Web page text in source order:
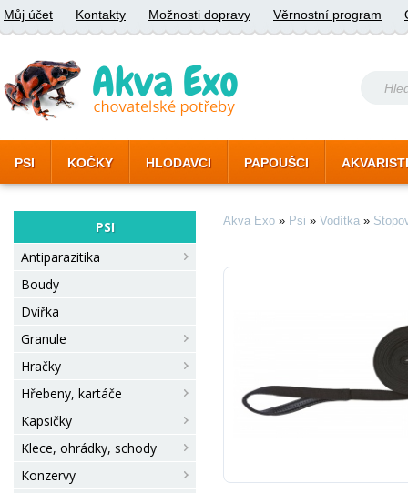
Můj účet Kontakty Možnosti dopravy Věrnostní program
PSI KOČKY HLODAVCI PAPOUŠCI
PSI
Antiparazitika
Boudy
Dvířka
Granule
Hračky
Hřebeny, kartáče
Kapsičky
Klece, ohrádky, schody
Konzervy
Akva Exo » Psi » Vodítka »